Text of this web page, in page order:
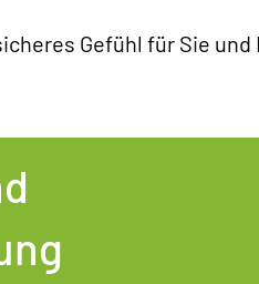
Gefühl für Sie und